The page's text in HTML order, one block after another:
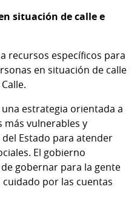
situación de calle e
recursos específicos para
en situación de calle
estrategia orientada a
más vulnerables y
Estado para atender
El gobierno
gobernar para la gente
por las cuentas